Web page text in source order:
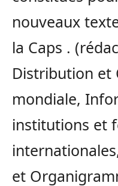
nouveaux
la Caps .
Distribution et
mondiale,
institutions et
et